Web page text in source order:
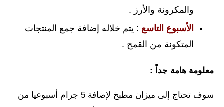
والمكرونة والأرز .
الأسبوع التاسع : يتم خلاله إضافة جمع المنتجات
المتكونة من القمح .
معلومة هامة جداً :
سوف تحتاج إلى ميزان مطبخ لإضافة 5 جرام أسبوعيا من